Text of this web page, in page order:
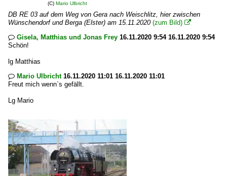
(C) Mario Ulbricht
DB RE 03 auf dem Weg von Gera nach Weischlitz, hier zwischen
Wünschendorf und Berga (Elster) am 15.11.2020 (zum Bild) 
 Gisela, Matthias und Jonas Frey 16.11.2020 9:54 16.11.2020 9:54
Schön!
lg Matthias
 Mario Ulbricht16.11.2020 11:01 16.11.2020 11:01
Freut mich wenn`s gefällt.
Lg Mario